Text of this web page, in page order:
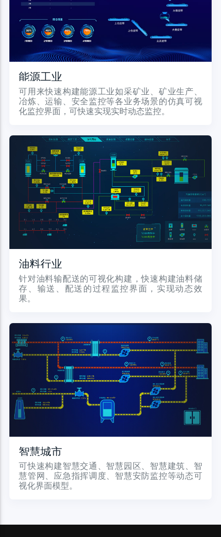
能源工业
可用来快速构建能源工业如采矿业、矿业生产、
冶炼、运输、安全监控等各业务场景的仿真可视
化监控界面，可快速实现实时动态监控。
油料行业
针对油料输配送的可视化构建，快速构建油料储
存、输送、配送的过程监控界面，实现动态效
果。
智慧城市
可快速构建智慧交通、智慧园区、智慧建筑、智
慧管网、应急指挥调度、智慧安防监控等动态可
视化界面模型。